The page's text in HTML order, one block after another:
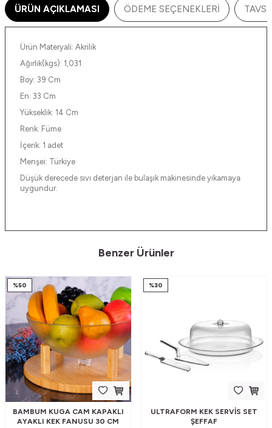
ÜRÜN AÇIKLAMASI ÖDEME SEÇENEKLERI
Ürün Materyali: Akrilik
Ağırlık(kgs): 1,031
Boy: 39 Cm
En: 33 Cm
Yükseklik: 14 Cm
Renk: Füme
İçerik: 1 adet
Menşei: Türkiye
Düşük derecede sıvı deterjan ile bulaşık makinesinde yıkamaya
uygundur.
Benzer Ürünler
%50
BAMBUM KUGA CAM KAPAKLI
AYAKLI KEK FANUSU 30 CM
%30
ULTRAFORM KEK SERVIS SET
ŞEFFAF